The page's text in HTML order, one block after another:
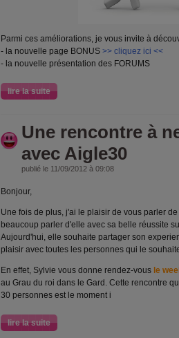
Parmi ces améliorations, je vous invite à
- la nouvelle page BONUS >> cliquez ici <<
- la nouvelle présentation des FORUMS
lire la suite
Une rencontre à
avec Aigle30
publié le 11/09/2012 à 09:08
Bonjour,
Une fois de plus, j'ai le plaisir de vous parler de
beaucoup parler d'elle avec sa belle réussite
Aujourd'hui, elle souhaite partager son
plaisir avec toutes les personnes qui le
En effet, Sylvie vous donne rendez-vous le
au Grau du roi dans le Gard. Cette rencontre
30 personnes est le moment i
lire la suite